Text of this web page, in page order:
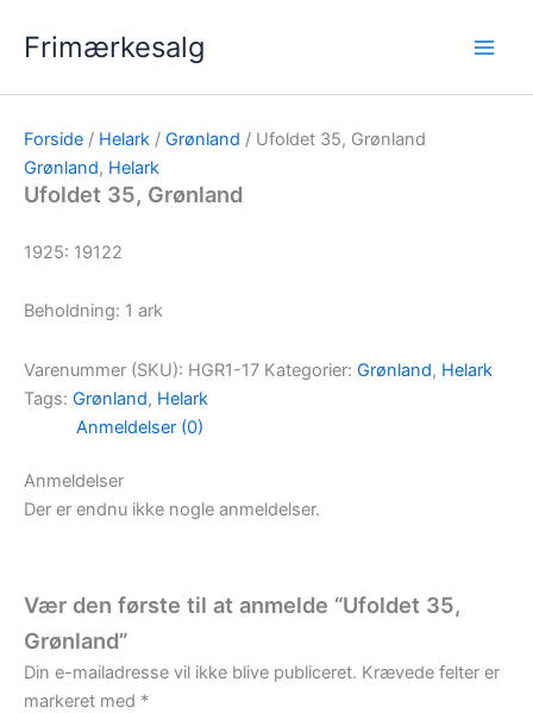
Frimærkesalg
Forside / Helark / Grønland / Ufoldet 35, Grønland
Grønland, Helark
Ufoldet 35, Grønland
1925: 19122
Beholdning: 1 ark
Varenummer (SKU): HGR1-17 Kategorier: Grønland, Helark
Tags: Grønland, Helark
Anmeldelser (0)
Anmeldelser
Der er endnu ikke nogle anmeldelser.
Vær den første til at anmelde “Ufoldet 35,
Grønland”
Din e-mailadresse vil ikke blive publiceret. Krævede felter er
markeret med *